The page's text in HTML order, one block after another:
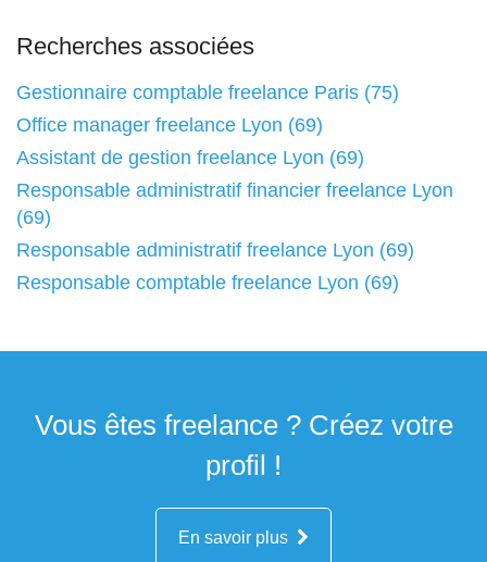
Recherches associées
Gestionnaire comptable freelance Paris (75)
Office manager freelance Lyon (69)
Assistant de gestion freelance Lyon (69)
Responsable administratif financier freelance Lyon
(69)
Responsable administratif freelance Lyon (69)
Responsable comptable freelance Lyon (69)
Vous êtes freelance ? Créez votre
profil !
En savoir plus